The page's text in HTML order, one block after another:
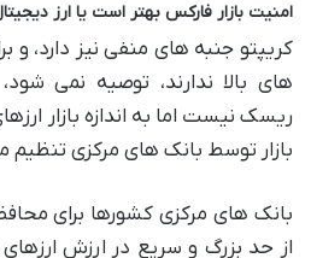
امنیت بازار فارکس بهتر است یا ارز
کریپتو جنبه های منفی نیز دارد،
های بالا ندارند، توصیه نمی
ریسک نیست اما به اندازه بازار
بازار توسط بانک های مرکزی
بانک های مرکزی کشورها برای
از حد بزرگ و سریع در ارزش